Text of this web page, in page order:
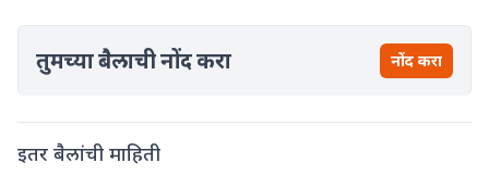
तुमच्या बैलाची नोंद करा नोंद करा
इतर बैलांची माहिती